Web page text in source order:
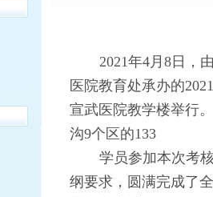
2021年4月8 日，
医院教育处承办的2021
宣武医院教学楼举行
沟9个区的133
学员参加本次考
纲要求，圆满完成了